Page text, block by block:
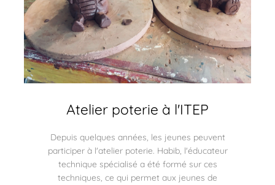
Atelier poterie à l'ITEP
Depuis quelques années, les jeunes peuvent
participer à l'atelier poterie. Habib, l'éducateur
technique spécialisé a été formé sur ces
techniques, ce qui permet aux jeunes de